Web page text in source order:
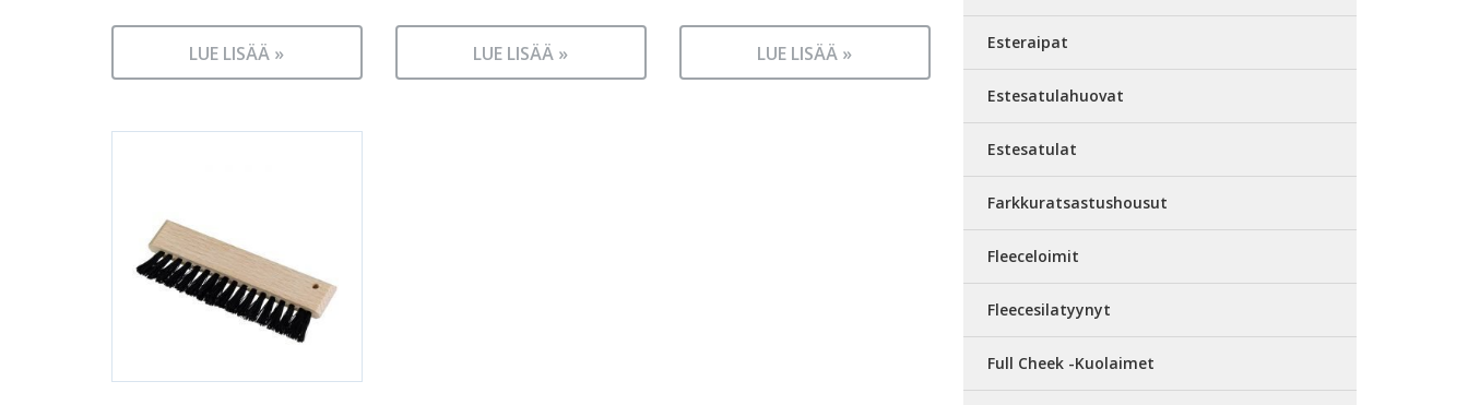
LUE LISÄÄ » LUE LISÄÄ » LUE LISÄÄ » Esteraipat
Estesatulahuovat
Estesatulat
Farkkuratsastushousut
Fleeceloimit
Fleecesilatyynyt
Full Cheek -Kuolaimet